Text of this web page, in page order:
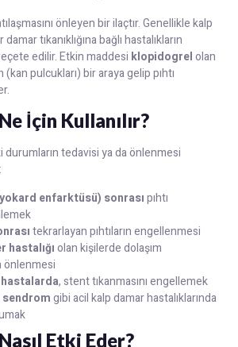
önleyen bir ilaçtır. Genellikle kalp
tıkanıklığına bağlı hastalıkların
edilir. Etkin maddesi klopidogrelolan
pulcukları) bir araya gelip pıhtı
İçin Kullanılır?
durumların tedavisi ya da önlenmesi
enfarktüsü) sonrasıpıhtı
tekrarlayan pıhtıların engellenmesi
olan kişilerde dolaşım
, stent tıkanmasını engellemek
gibi acil kalp damar hastalıklarında
Etki Eder?